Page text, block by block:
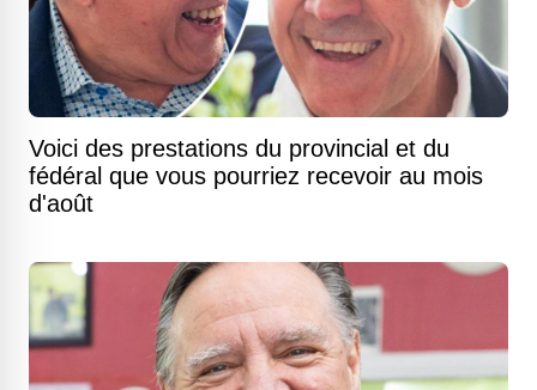
Voici des prestations du provincial et du
fédéral que vous pourriez recevoir au mois
d'août